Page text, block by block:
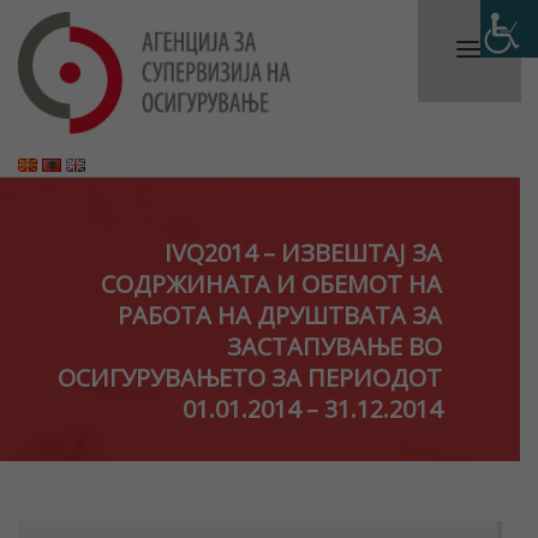
IVQ2014 – ИЗВЕШТАЈ ЗА
СОДРЖИНАТА И ОБЕМОТ НА
РАБОТА НА ДРУШТВАТА ЗА
ЗАСТАПУВАЊЕ ВО
ОСИГУРУВАЊЕТО ЗА ПЕРИОДОТ
01.01.2014 – 31.12.2014